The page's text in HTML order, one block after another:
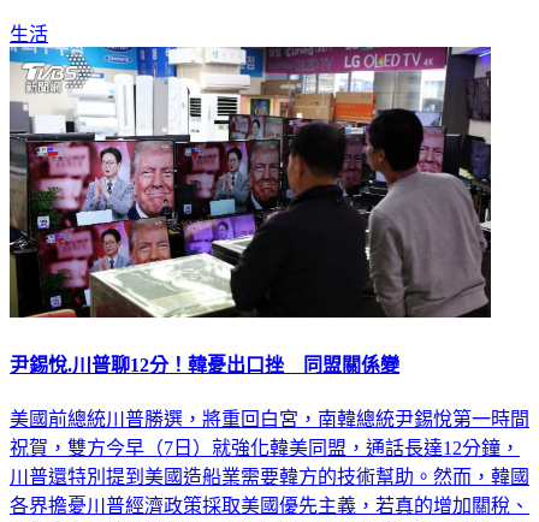
生活
尹錫悅.川普聊12分！韓憂出口挫 同盟關係變
美國前總統川普勝選，將重回白宮，南韓總統尹錫悅第一時間
祝賀，雙方今早（7日）就強化韓美同盟，通話長達12分鐘，
川普還特別提到美國造船業需要韓方的技術幫助。然而，韓國
各界擔憂川普經濟政策採取美國優先主義，若真的增加關稅、